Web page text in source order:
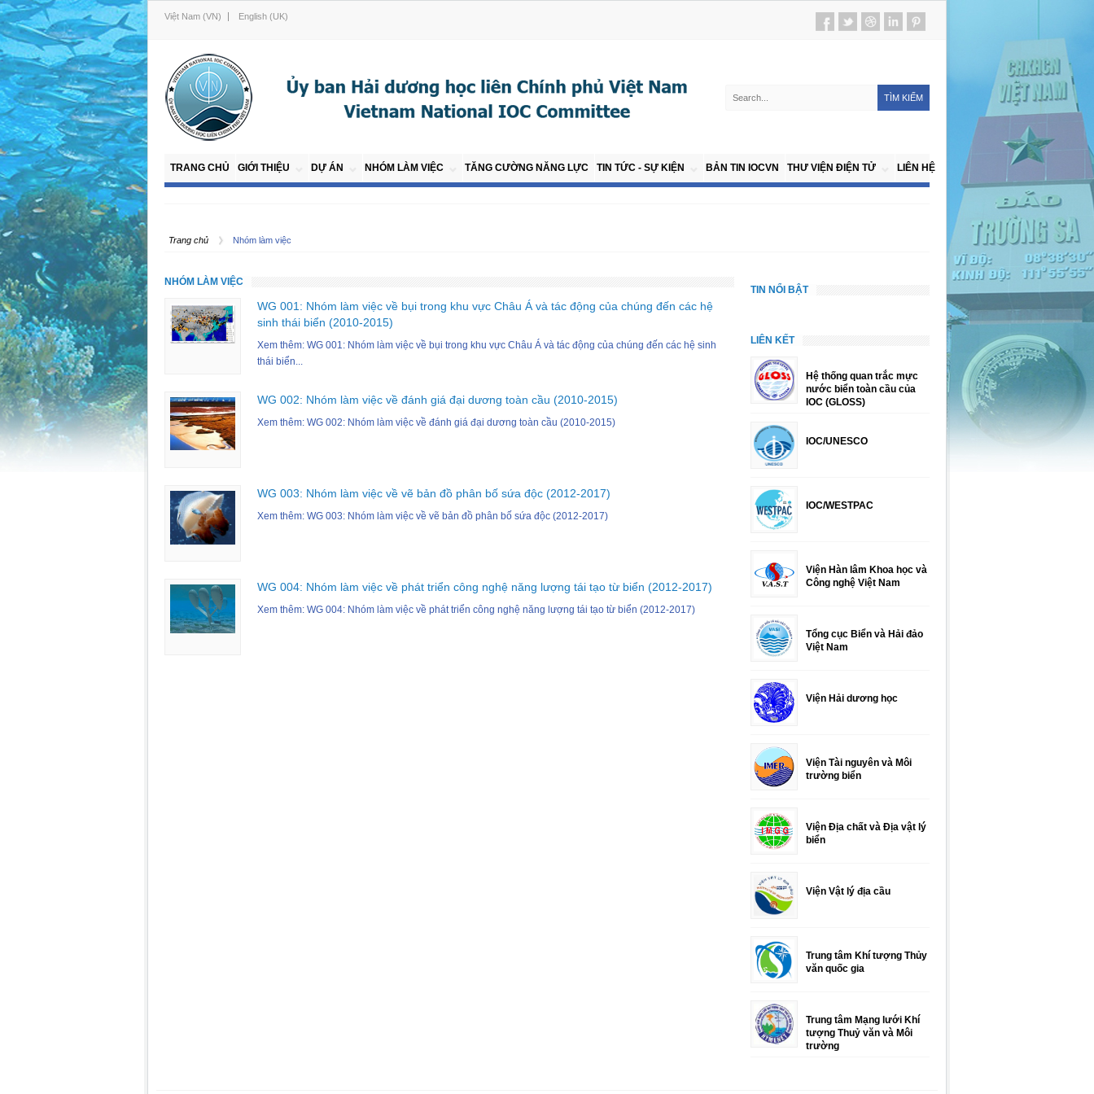
Việt Nam (VN) English (UK)
TRANG CHỦ GIỚI THIỆU DỰ ÁN NHÓM LÀM VIỆC TĂNG CƯỜNG NĂNG LỰC TIN TỨC - SỰ KIỆN BẢN TIN IOCVN THƯ VIỆN ĐIỆN TỬ LIÊN HỆ
Trang chủ Nhóm làm việc
NHÓM LÀM VIỆC
WG 001: Nhóm làm việc về bụi trong khu vực Châu Á và tác động của chúng đến các hệ
sinh thái biển (2010-2015)
Xem thêm: WG 001: Nhóm làm việc về bụi trong khu vực Châu Á và tác động của chúng đến các hệ sinh
thái biển...
WG 002: Nhóm làm việc về đánh giá đại dương toàn cầu (2010-2015)
Xem thêm: WG 002: Nhóm làm việc về đánh giá đại dương toàn cầu (2010-2015)
WG 003: Nhóm làm việc về vẽ bản đồ phân bố sứa độc (2012-2017)
Xem thêm: WG 003: Nhóm làm việc về vẽ bản đồ phân bố sứa độc (2012-2017)
WG 004: Nhóm làm việc về phát triển công nghệ năng lượng tái tạo từ biển (2012-2017)
Xem thêm: WG 004: Nhóm làm việc về phát triển công nghệ năng lượng tái tạo từ biển (2012-2017)
TIN NỔI BẬT
LIÊN KẾT
Hệ thống quan trắc mực
nước biển toàn cầu của
IOC (GLOSS)
IOC/UNESCO
IOC/WESTPAC
Viện Hàn lâm Khoa học và
Công nghệ Việt Nam
Tổng cục Biển và Hải đảo
Việt Nam
Viện Hải dương học
Viện Tài nguyên và Môi
trường biển
Viện Địa chất và Địa vật lý
biển
Viện Vật lý địa cầu
Trung tâm Khí tượng Thủy
văn quốc gia
Trung tâm Mạng lưới Khí
tượng Thuỷ văn và Môi
trường